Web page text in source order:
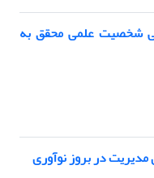
شخصیت علمی محقق به
در بروز نوآوری